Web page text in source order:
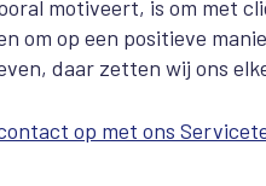
motiveert, is om met
om op een positieve
daar zetten wij ons
op met ons